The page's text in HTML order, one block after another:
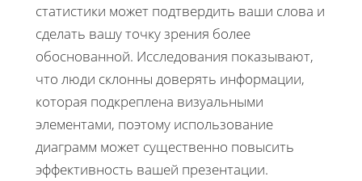
статистики может подтвердить ваши слова и
сделать вашу точку зрения более
обоснованной. Исследования показывают,
что люди склонны доверять информации,
которая подкреплена визуальными
элементами, поэтому использование
диаграмм может существенно повысить
эффективность вашей презентации.